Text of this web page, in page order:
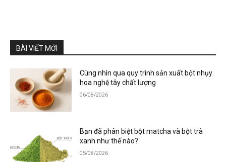
BÀI VIẾT MỚI
Cùng nhìn qua quy trình sản xuất bột nhụy
hoa nghệ tây chất lượng
06/08/2026
Bạn đã phân biệt bột matcha và bột trà
xanh như thế nào?
05/08/2026